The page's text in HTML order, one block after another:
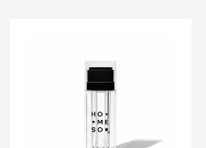
hialuronsavval, koenzim Q10-
zel és alapvető vitaminokkal
és ásványi anyagokkal, segít
fenntartani az ízületek
egészségét, előmozdítva az
aktív öregedést, segít a sport